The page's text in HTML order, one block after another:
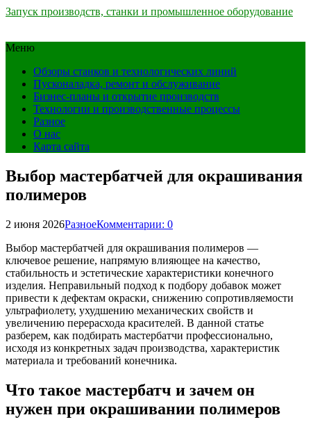
Запуск производств, станки и промышленное оборудование
Меню
Обзоры станков и технологических линий
Пусконаладка, ремонт и обслуживание
Бизнес-планы и открытие производств
Технологии и производственные процессы
Разное
О нас
Карта сайта
Выбор мастербатчей для окрашивания
полимеров
2 июня 2026РазноеКомментарии: 0
Выбор мастербатчей для окрашивания полимеров —
ключевое решение, напрямую влияющее на качество,
стабильность и эстетические характеристики конечного
изделия. Неправильный подход к подбору добавок может
привести к дефектам окраски, снижению сопротивляемости
ультрафиолету, ухудшению механических свойств и
увеличению перерасхода красителей. В данной статье
разберем, как подбирать мастербатчи профессионально,
исходя из конкретных задач производства, характеристик
материала и требований конечника.
Что такое мастербатч и зачем он
нужен при окрашивании полимеров